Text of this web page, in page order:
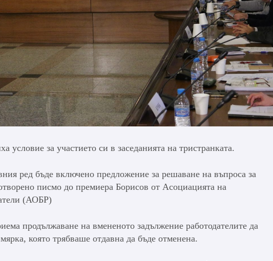
условие за участието си в заседанията на тристранката.
ред бъде включено предложение за решаване на въпроса за
писмо до премиера Борисов от Асоциацията на
(АОБР)
продължаване на вмененото задължение работодателите да
която трябваше отдавна да бъде отменена.